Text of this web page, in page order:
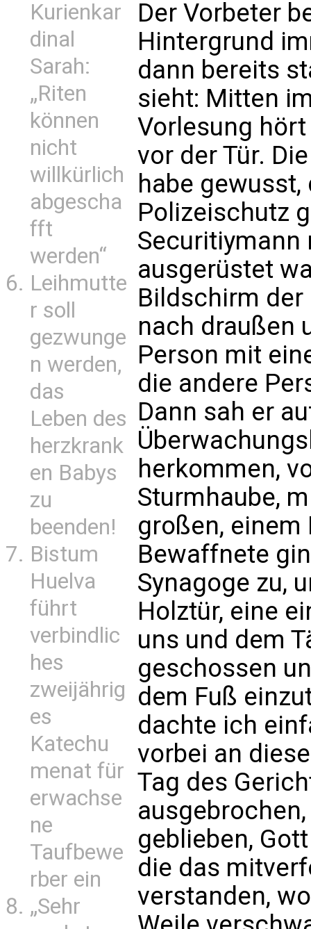
Kurienkar
dinal
Sarah:
„Riten
können
nicht
willkürlich
abgescha
fft
werden“
Leihmutte
r soll
gezwunge
n werden,
das
Leben des
herzkrank
en Babys
zu
beenden!
Bistum
Huelva
führt
verbindlic
hes
zweijährig
es
Katechu
menat für
erwachse
ne
Taufbewe
rber ein
„Sehr
Der Vorbeter
Hintergrund
dann bereits
sieht: Mitten
Vorlesung
vor der Tür.
habe
Polizeischutz
ausgerüstet
Bildschirm
nach draußen
Person mit
die andere
Dann sah er
herkommen,
Sturmhaube,
großen, einem
Bewaffnete
Synagoge zu,
Holztür, eine
uns und dem
geschossen
dem Fuß
dachte ich
vorbei an
Tag des
geblieben,
die das
verstanden,